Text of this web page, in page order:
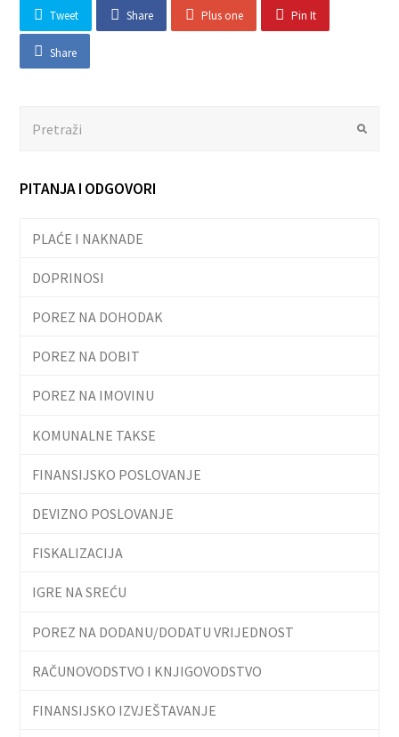
Tweet Share Plus one Pin It
Share
PITANJA I ODGOVORI
PLAĆE I NAKNADE
DOPRINOSI
POREZ NA DOHODAK
POREZ NA DOBIT
POREZ NA IMOVINU
KOMUNALNE TAKSE
FINANSIJSKO POSLOVANJE
DEVIZNO POSLOVANJE
FISKALIZACIJA
IGRE NA SREĆU
POREZ NA DODANU/DODATU VRIJEDNOST
RAČUNOVODSTVO I KNJIGOVODSTVO
FINANSIJSKO IZVJEŠTAVANJE